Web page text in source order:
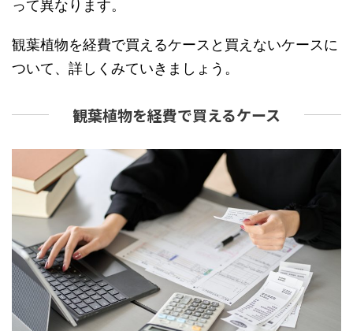
って異なります。
観葉植物を経費で買えるケースと買えないケースに
ついて、詳しくみていきましょう。
観葉植物を経費で買えるケース